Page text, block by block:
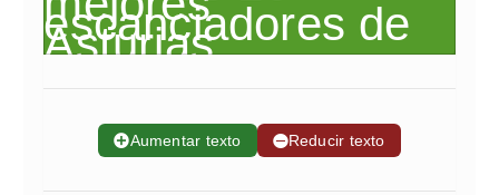
➕Aumentar texto ➖Reducir texto